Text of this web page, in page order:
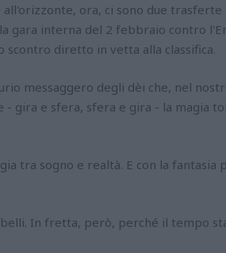
ora, ci sono due trasferte
gara interna del 2 febbraio contro
scontro diretto in vetta alla classifica.
messaggero degli dèi che, nel
- gira e sfera, sfera e gira - la magia
tra sogno e realtà. E con la fantasia
In fretta, però, perché il tempo